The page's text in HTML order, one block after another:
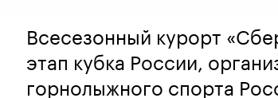
Всесезонный курорт
этап кубка России,
горнолыжного спорта